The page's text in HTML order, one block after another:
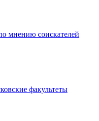
мнению соискателей
факультеты